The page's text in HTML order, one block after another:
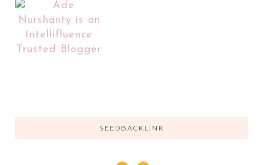
SEEDBACKLINK